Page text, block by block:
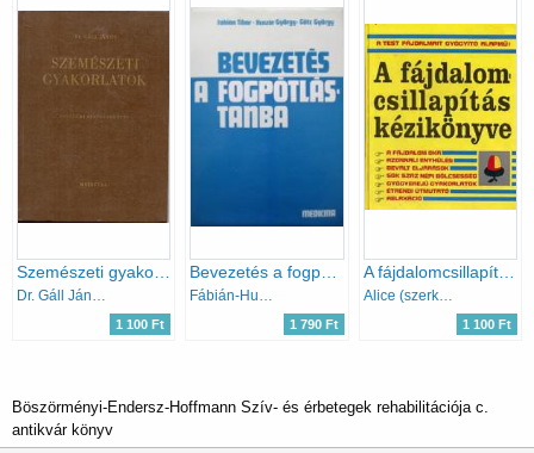
Dr. Gáll János
1 100 Ft
Fábián-Huszár-Götz
1 790 Ft
A fájdalomcsillapítás kézikönyve
Alice (szerk.) Feinstein
1 100 Ft
Böszörményi-Endersz-Hoffmann Szív- és érbetegek rehabilitációja c.
antikvár könyv